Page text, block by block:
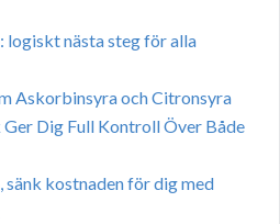
nästa steg för alla
Askorbinsyra och Citronsyra
Dig Full Kontroll Över Både
kostnaden för dig med